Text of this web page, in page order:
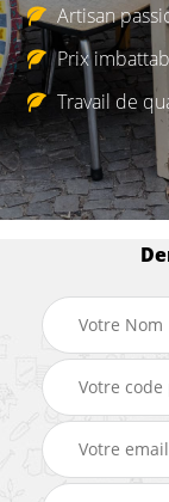
Artisan
Prix
Travail de